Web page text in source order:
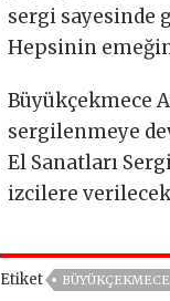
sergi sayesinde
Hepsinin
Büyükçekmece
sergilenmeye
El Sanatları
izcilere
Etiket BÜYÜKÇEKMECE